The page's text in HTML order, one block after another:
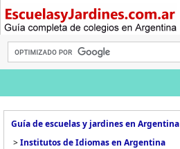
Guía de escuelas y jardines en Argentina
>Institutos de Idiomas en Argentina